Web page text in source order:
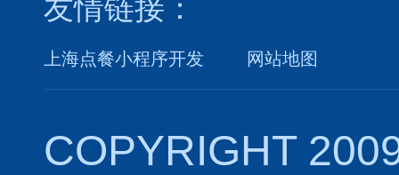
友情链接：
上海点餐小程序开发 网站地图
COPYRIGHT